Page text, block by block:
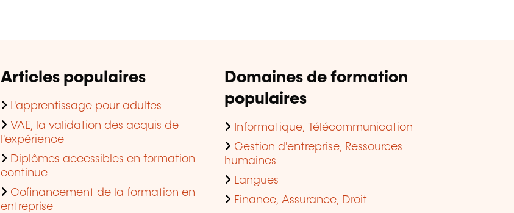
Articles populaires
L'apprentissage pour adultes
VAE, la validation des acquis de
l'expérience
Diplômes accessibles en formation
continue
Cofinancement de la formation en
entreprise
Domaines de formation
populaires
Informatique, Télécommunication
Gestion d'entreprise, Ressources
humaines
Langues
Finance, Assurance, Droit